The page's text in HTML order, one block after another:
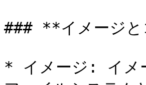
### **イメージと
* イメージ: イメ